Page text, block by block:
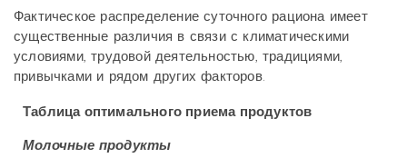
Фактическое распределение суточного рациона имеет
существенные различия в связи с климатическими
условиями, трудовой деятельностью, традициями,
привычками и рядом других факторов.
Таблица оптимального приема продуктов
Молочные продукты